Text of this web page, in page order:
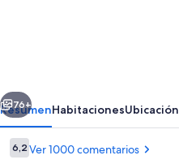
Siguiente
76+
ResumenHabitacionesUbicación
Comentarios
6,26,2 de 10
Ver 1000 comentarios